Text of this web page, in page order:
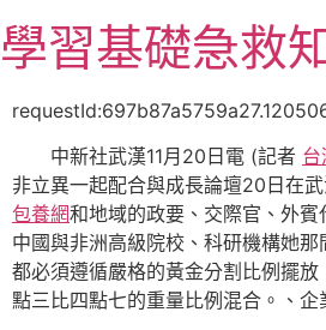
至
主
學習基礎急救
中新社武漢11月20日電 (記者 台
非立異一起配合與成長論壇20日在
包養網和地域的政要、交際官、外賓
中國與非洲高級院校、科研機構她
都必須遵循嚴格的黃金分割比例擺
點三比四點七的重量比例混合。、企